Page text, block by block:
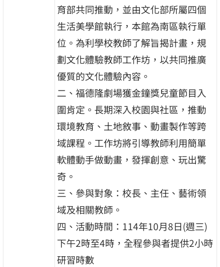
育部共同推動，並由文化部所屬四個
生活美學館執行，本館為南區執行單
位。為利學校教師了解旨揭計畫，規
劃文化體驗教師工作坊，以共同推廣
優質的文化體驗內容。
二、福德隆劇場獲金鐘獎兒童節目入
圍肯定。長期深入校園與社區，推動
環境教育、土地敘事、動畫製作等跨
域課程。工作坊將引導教師利用簡單
軟體動手做動畫，發揮創意、玩出驚
奇。
三、參與對象：校長、主任、藝術領
域及相關教師。
四、活動時間：114年10月8日(週三)
下午2時至4時，全程參與者提供2小時
研習時數